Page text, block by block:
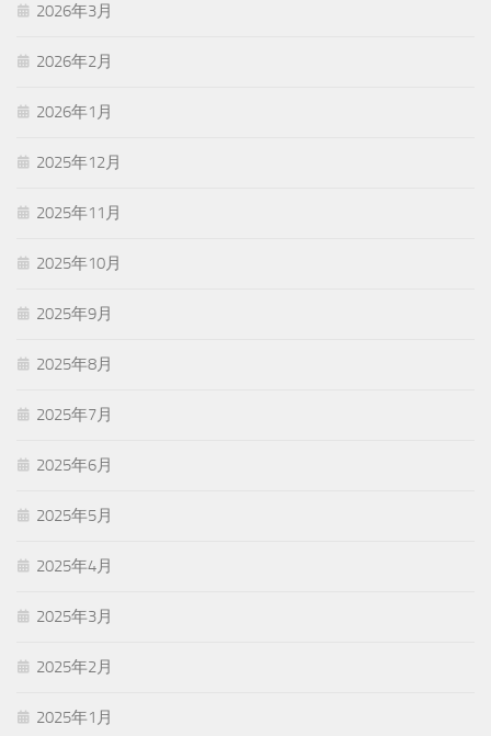
2026年3月
2026年2月
2026年1月
2025年12月
2025年11月
2025年10月
2025年9月
2025年8月
2025年7月
2025年6月
2025年5月
2025年4月
2025年3月
2025年2月
2025年1月